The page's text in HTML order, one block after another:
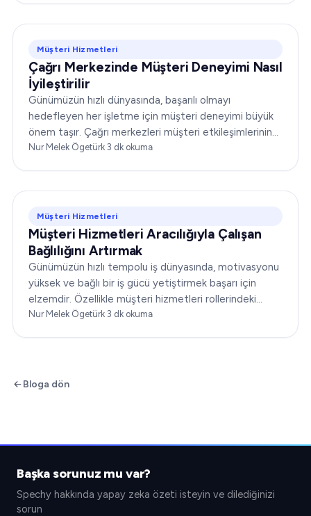
Müşteri Hizmetleri
Çağrı Merkezinde Müşteri Deneyimi Nasıl
İyileştirilir
Günümüzün hızlı dünyasında, başarılı olmayı
hedefleyen her işletme için müşteri deneyimi büyük
önem taşır. Çağrı merkezleri müşteri etkileşimlerinin
ön cephesinde yer alır ve bu da operasyonlarını
Nur Melek Ögetürk·3 dk okuma
Müşteri Hizmetleri
Müşteri Hizmetleri Aracılığıyla Çalışan
Bağlılığını Artırmak
Günümüzün hızlı tempolu iş dünyasında, motivasyonu
yüksek ve bağlı bir iş gücü yetiştirmek başarı için
elzemdir. Özellikle müşteri hizmetleri rollerindeki
çalışan bağlılığı…
Nur Melek Ögetürk·3 dk okuma
Bloga dön
Başka sorunuz mu var?
Spechy hakkında yapay zeka özeti isteyin ve dilediğinizi
sorun